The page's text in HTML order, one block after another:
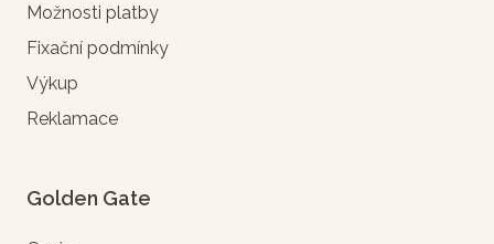
Možnosti platby
Fixační podmínky
Výkup
Reklamace
Golden Gate